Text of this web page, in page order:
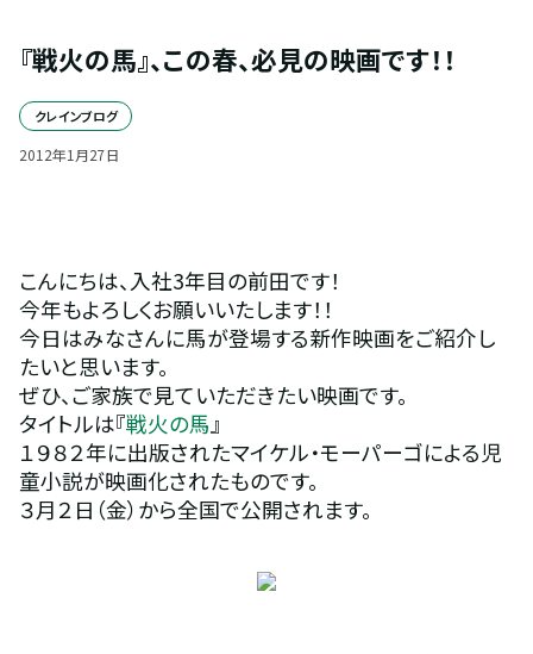
『戦火の馬』、この春、必見の映画です！！
クレインブログ
2012年1 月27日
こんにちは、入社3年目の前田です！
今年もよろしくお願いいたします！！
今日はみなさんに馬が登場する新作映画をご紹介し
たいと思います。
ぜひ、ご家族で見ていただきたい映画です。
タイトルは『戦火の馬』
１９８２年に出版されたマイケル・モーパーゴによる児
童小説が映画化されたものです。
３月２日（金）から全国で公開されます。